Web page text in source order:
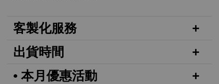
客製化服務
出貨時間
• 本月優惠活動